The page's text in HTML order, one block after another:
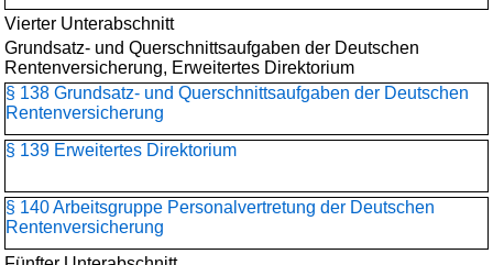
Vierter Unterabschnitt
Grundsatz- und Querschnittsaufgaben der Deutschen
Rentenversicherung, Erweitertes Direktorium
§ 138 Grundsatz- und Querschnittsaufgaben der Deutschen
Rentenversicherung
§ 139 Erweitertes Direktorium
§ 140 Arbeitsgruppe Personalvertretung der Deutschen
Rentenversicherung